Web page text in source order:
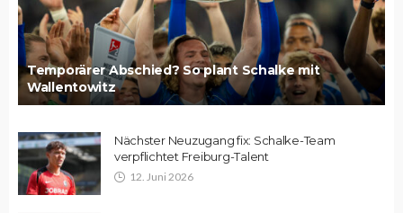
Temporärer Abschied? So plant Schalke mit
Wallentowitz
Nächster Neuzugang fix: Schalke-Team
verpflichtet Freiburg-Talent
12. Juni 2026